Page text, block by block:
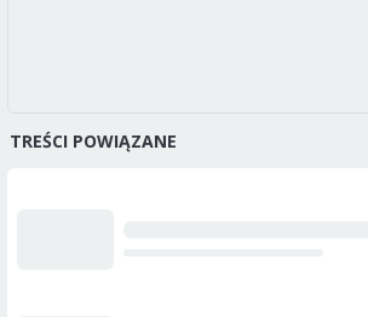
TREŚCI POWIĄZANE